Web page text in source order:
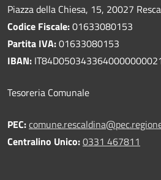
Piazza della Chiesa, 15, 20027
Codice Fiscale:01633080153
Partita IVA:01633080153
IBAN:
Tesoreria Comunale
PEC:
Centralino Unico:0331 467811